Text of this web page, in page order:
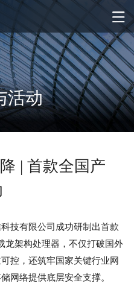
活动
| 首款全国产
技有限公司成功研制出首款
龙架构处理器，不仅打破国外
控，还筑牢国家关键行业网
网络提供底层安全支撑。